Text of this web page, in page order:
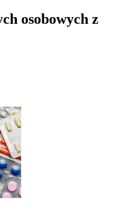
osobowych z